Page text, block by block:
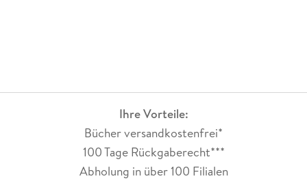
Ihre Vorteile:
Bücher versandkostenfrei*
100 Tage Rückgaberecht***
Abholung in über 100 Filialen